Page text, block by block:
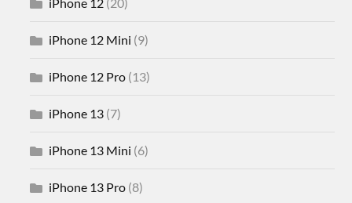
iPhone 12 Mini (9)
iPhone 12 Pro (13)
iPhone 13 (7)
iPhone 13 Mini (6)
iPhone 13 Pro (8)